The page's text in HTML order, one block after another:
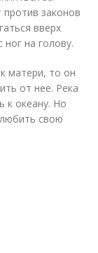
законов
вверх
на голову.
матери, то он
от нее. Река
к океану. Но
свою